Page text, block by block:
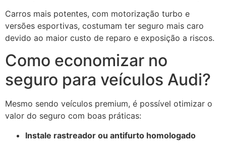
Carros mais potentes, com motorização turbo e
versões esportivas, costumam ter seguro mais caro
devido ao maior custo de reparo e exposição a riscos.
Como economizar no
seguro para veículos Audi?
Mesmo sendo veículos premium, é possível otimizar o
valor do seguro com boas práticas:
Instale rastreador ou antifurto homologado